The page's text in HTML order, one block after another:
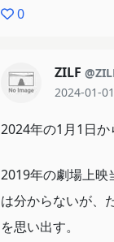
0
ZILF
2024-01-
2024年の1月1日か
2019年の劇場上映
は分からないが、
を思い出す。